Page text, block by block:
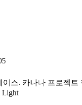
이스. 카나나 프로젝트
Light